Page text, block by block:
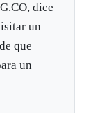
dice
un
que
un